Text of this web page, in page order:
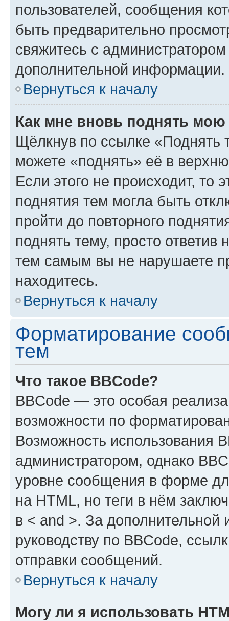
пользователей, сообщения
быть предварительно
свяжитесь с
дополнительной информации.
Вернуться к началу
Как мне вновь поднять мою
Щёлкнув по ссылке «Поднять
можете «поднять» её в
Если этого не происходит, то
поднятия тем могла быть
пройти до повторного
поднять тему, просто ответив
тем самым вы не нарушаете
находитесь.
Вернуться к началу
Форматирование
тем
Что такое BBCode?
BBCode — это особая
возможности по
Возможность использования
администратором, однако
уровне сообщения в форме
на HTML, но теги в нём
в < and >. За
руководству по BBCode,
отправки сообщений.
Вернуться к началу
Могу ли я использовать